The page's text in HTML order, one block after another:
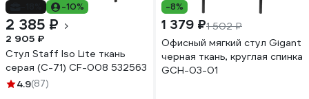
-10%
2 385 ₽
2 905 ₽
Стул Staff Iso Lite ткань
серая (С-71) CF-008 532563
4.9(87)
-8%
1 379 ₽1 502 ₽
Офисный мягкий стул Gigant
черная ткань, круглая спинка
GCH-03-01